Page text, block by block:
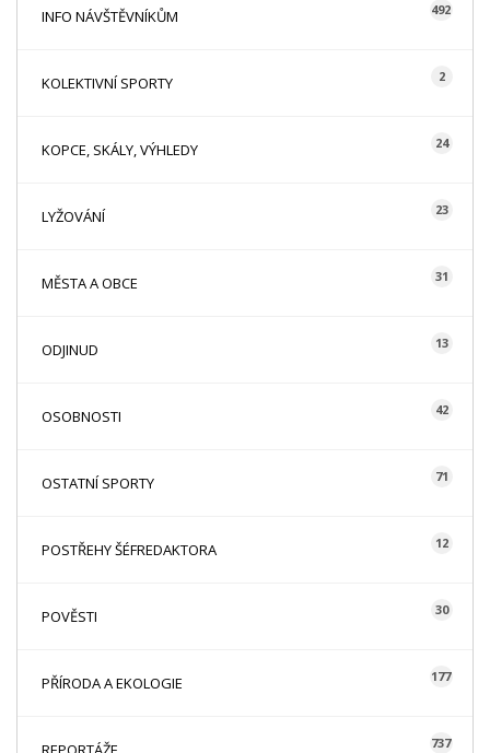
INFO NÁVŠTĚVNÍKŮM 492
KOLEKTIVNÍ SPORTY 2
KOPCE, SKÁLY, VÝHLEDY 24
LYŽOVÁNÍ 23
MĚSTA A OBCE 31
ODJINUD 13
OSOBNOSTI 42
OSTATNÍ SPORTY 71
POSTŘEHY ŠÉFREDAKTORA 12
POVĚSTI 30
PŘÍRODA A EKOLOGIE 177
737